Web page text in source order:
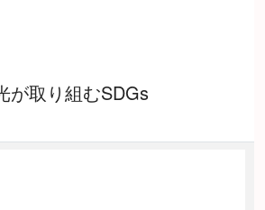
が取り組むSDGs